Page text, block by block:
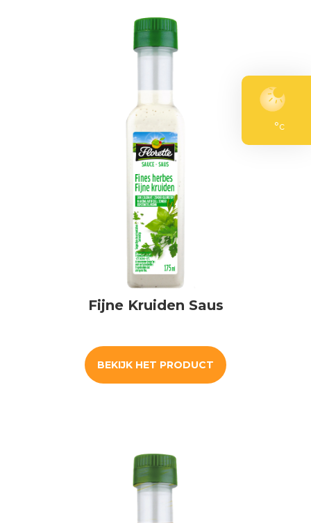
°c
Fijne Kruiden Saus
BEKIJK HET PRODUCT